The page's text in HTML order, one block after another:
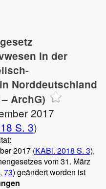
in der
Norddeutschland
ArchG)
2017
S. 3)
2017 (KABl. 2018 S. 3),
vom 31. März
, 73) geändert worden ist